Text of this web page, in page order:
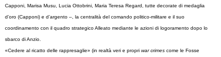
Capponi, Marisa Musu, Lucia Ottobrini, Maria Teresa Regard, tutte decorate di medaglia
d’oro (Capponi) e d’argento –, la centralità del comando politico-militare e il suo
coordinamento con il quadro strategico Alleato mediante le azioni di logoramento dopo lo
sbarco diAnzio.
«Cedere al ricatto delle rappresaglie» (in realtà veri e propri war crimes come le Fosse